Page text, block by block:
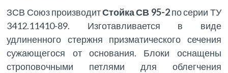
ЗСВ Союз производитСтойка СВ 95-2по серии ТУ
3412.11410-89. Изготавливается в виде
удлиненного стержня призматического сечения
сужающегося от основания. Блоки оснащены
строповочными петлями для облегчения